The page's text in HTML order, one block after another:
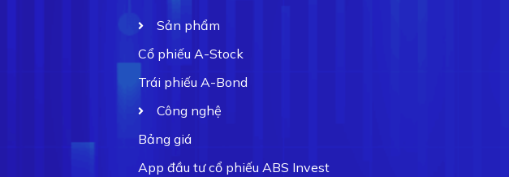
Sản phẩm
Cổ phiếu A-Stock
Trái phiếu A-Bond
Công nghệ
Bảng giá
App đầu tư cổ phiếu ABS Invest